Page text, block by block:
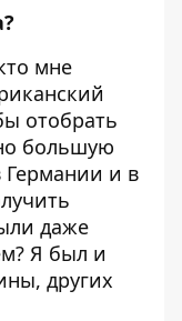
мне
отобрать
большую
Германии и в
даже
Я был и
других